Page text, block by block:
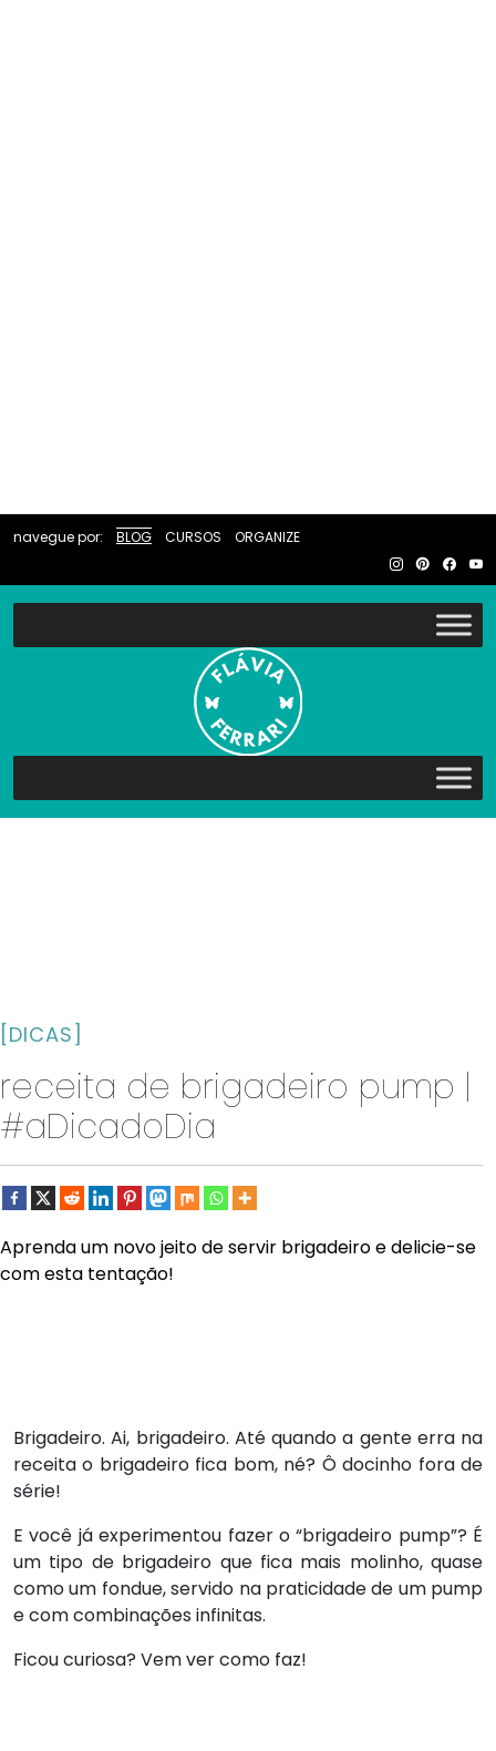
navegue por: BLOG CURSOS ORGANIZE
[DICAS]
receita de brigadeiro pump |
#aDicadoDia
Aprenda um novo jeito de servir brigadeiro e delicie-se
com esta tentação!
Brigadeiro. Ai, brigadeiro. Até quando a gente erra na
receita o brigadeiro fica bom, né? Ô docinho fora de
série!
E você já experimentou fazer o “brigadeiro pump”? É
um tipo de brigadeiro que fica mais molinho, quase
como um fondue, servido na praticidade de um pump
e com combinações infinitas.
Ficou curiosa? Vem ver como faz!